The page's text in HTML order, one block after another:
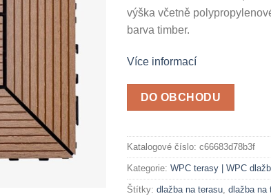
výška včetně
barva timber.
Více informací
DO OBCHODU
Katalogové číslo: c66683d78b3f
Kategorie: WPC terasy | WPC
Štítky: dlažba na terasu dlažba na